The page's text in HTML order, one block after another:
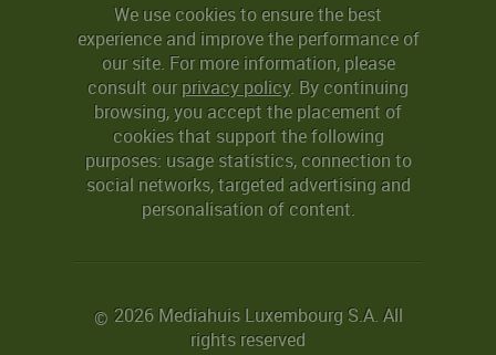
We use cookies to ensure the best
experience and improve the performance of
our site. For more information, please
consult ourprivacy policy. By continuing
browsing, you accept the placement of
cookies that support the following
purposes: usage statistics, connection to
social networks, targeted advertising and
personalisation of content.
© 2026 Mediahuis Luxembourg S.A. All
rights reserved